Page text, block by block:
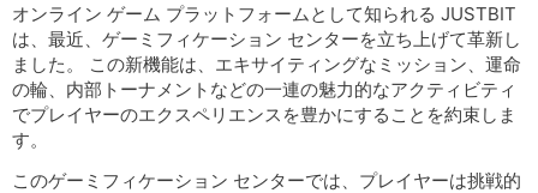
オンライン ゲーム プラットフォームとして知られる JUSTBIT
は、最近、ゲーミフィケーション センターを立ち上げて革新し
ました。 この新機能は、エキサイティングなミッション、運命
の輪、内部トーナメントなどの一連の魅力的なアクティビティ
でプレイヤーのエクスペリエンスを豊かにすることを約束しま
す。
このゲーミフィケーション センターでは、プレイヤーは挑戦的